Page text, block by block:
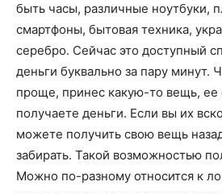
о
нем
быть часы, различные ноутбуки,
смартфоны, бытовая техника,
серебро. Сейчас это доступный
деньги буквально за пару минут.
проще, принес какую-то вещь, ее
получаете деньги. Если вы их
можете получить свою вещь
забирать. Такой возможностью
Можно по-разному относится к